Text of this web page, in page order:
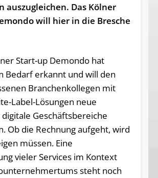
auszugleichen. Das Kölner
will hier in die Bresche
Start-up Demondo hat
Bedarf erkannt und will den
Branchenkollegen mit
Label-Lösungen neue
Geschäftsbereiche
Ob die Rechnung aufgeht, wird
müssen. Eine
vieler Services im Kontext
steht noch